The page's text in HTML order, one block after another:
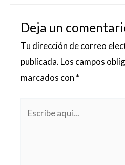
Deja un
Tu dirección de correo
publicada. Los campos
marcados con *